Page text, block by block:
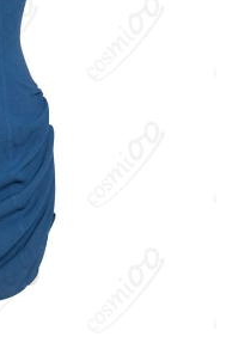
ン飯』の主要キャラクタ
オス一行の仲間。真面目
る。仲間思いで責任感が
略に同行。当初は魔物食
を重視する現実的な一面
を持つ高等エルフの魔法
ると不器用さや可愛げが
は主に攻撃・支援魔法を
めつつも、仲間にはとて